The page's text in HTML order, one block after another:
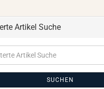
Artikel Suche
SUCHEN